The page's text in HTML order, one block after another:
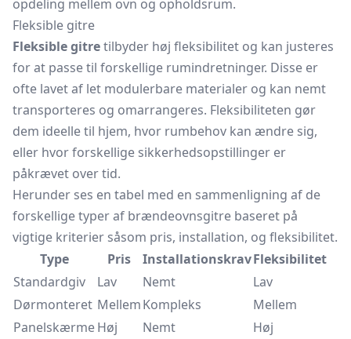
opdeling mellem ovn og opholdsrum.
Fleksible gitre
Fleksible gitretilbyder høj fleksibilitet og kan justeres
for at passe til forskellige rumindretninger. Disse er
ofte lavet af let modulerbare materialer og kan nemt
transporteres og omarrangeres. Fleksibiliteten gør
dem ideelle til hjem, hvor rumbehov kan ændre sig,
eller hvor forskellige sikkerhedsopstillinger er
påkrævet over tid.
Herunder ses en tabel med en sammenligning af de
forskellige typer af brændeovnsgitre baseret på
vigtige kriterier såsom pris, installation, og fleksibilitet.
Type
Pris InstallationskravFleksibilitet
Standardgiv
Lav Nemt
Lav
Dørmonteret MellemKompleks
Mellem
PanelskærmeHøj Nemt
Høj